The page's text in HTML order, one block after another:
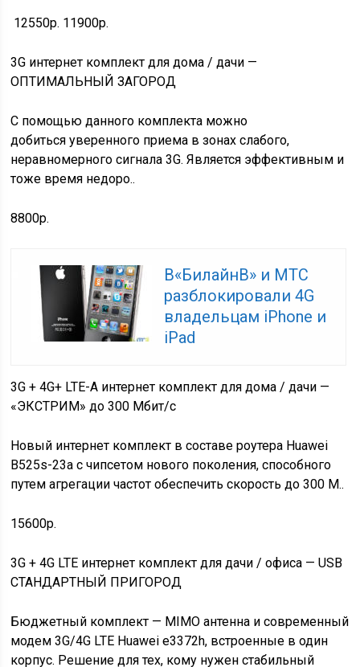
12550р. 11900р.
3G интернет комплект для дома / дачи —
ОПТИМАЛЬНЫЙ ЗАГОРОД
С помощью данного комплекта можно
добиться уверенного приема в зонах слабого,
неравномерного сигнала 3G. Является эффективным и
тоже время недоро..
8800р.
В«БилайнВ» и МТС
разблокировали 4G
владельцам iPhone и
iPad
3G + 4G+ LTE-A интернет комплект для дома / дачи —
«ЭКСТРИМ» до 300 Мбит/с
Новый интернет комплект в составе роутера Huawei
B525s-23a с чипсетом нового поколения, способного
путем агрегации частот обеспечить скорость до 300 М..
15600р.
3G + 4G LTE интернет комплект для дачи / офиса — USB
СТАНДАРТНЫЙ ПРИГОРОД
Бюджетный комплект — MIMO антенна и современный
модем 3G/4G LTE Huawei e3372h, встроенные в один
корпус. Решение для тех, кому нужен стабильный